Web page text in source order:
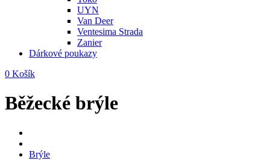
UYN
Van Deer
Ventesima Strada
Zanier
Dárkové poukazy
0 Košík
Běžecké brýle
Brýle